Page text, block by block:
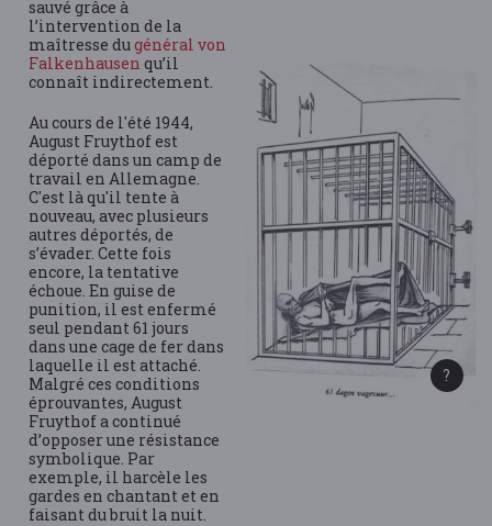
sauvé grâce à
l’intervention de la
maîtresse dugénéral von
Falkenhausen qu’il
connaît indirectement.
Au cours de l'été 1944,
August Fruythof est
déporté dans un camp de
travail en Allemagne.
C'est là qu'il tente à
nouveau, avec plusieurs
autres déportés, de
s’évader. Cette fois
encore, la tentative
échoue. En guise de
punition, il est enfermé
seul pendant 61 jours
dans une cage de fer dans
laquelle il est attaché.
Malgré ces conditions
éprouvantes, August
Fruythof a continué
d’opposer une résistance
symbolique. Par
exemple, il harcèle les
gardes en chantant et en
faisant du bruit la nuit.